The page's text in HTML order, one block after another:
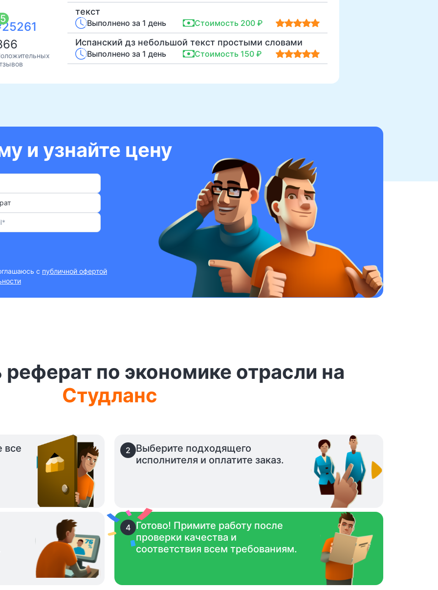
5
текст
Выполнено за 1 день Стоимость 200 ₽
Испанский дз небольшой текст простыми словами
Выполнено за 1 день Стоимость 150 ₽
и узнайте цену
с публичной офертой
реферат по экономике отрасли на
Студланс
все
2
Выберите подходящего
исполнителя и оплатите заказ.
4 Готово! Примите работу после
проверки качества и
соответствия всем требованиям.